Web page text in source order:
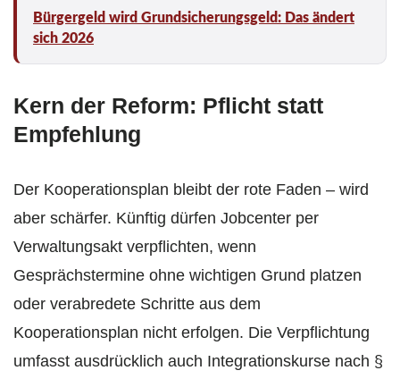
Bürgergeld wird Grundsicherungsgeld: Das ändert
sich 2026
Kern der Reform: Pflicht statt
Empfehlung
Der Kooperationsplan bleibt der rote Faden – wird
aber schärfer. Künftig dürfen Jobcenter per
Verwaltungsakt verpflichten, wenn
Gesprächstermine ohne wichtigen Grund platzen
oder verabredete Schritte aus dem
Kooperationsplan nicht erfolgen. Die Verpflichtung
umfasst ausdrücklich auch Integrationskurse nach §